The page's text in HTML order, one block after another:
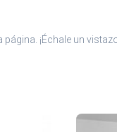
¡Échale un